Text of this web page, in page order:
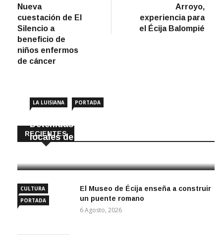
de
entradas
Nueva
cuestación de El
Silencio a
beneficio de
niños enfermos
de cáncer
Arroyo,
experiencia para
el Écija Balompié
RECIENTES
LA LUISIANA PORTADA
Detenidas dos personas por robar en
locales de La Luisiana
CULTURA
PORTADA
El Museo de Écija enseña a construir
un puente romano
6 Agosto, 2026